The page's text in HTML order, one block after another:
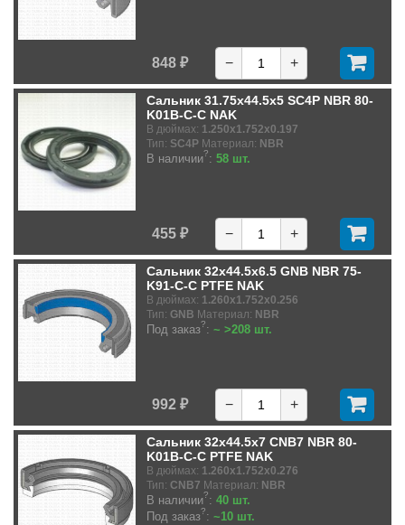
848 ₽ − +
Сальник 31.75x44.5x5 SC4P NBR 80-
K01B-C-C NAK
В дюймах: 1.250x1.752x0.197
Тип: SC4P Материал: NBR
В наличии?: 58 шт.
455 ₽ − +
Сальник 32x44.5x6.5 GNB NBR 75-
K91-C-C PTFE NAK
В дюймах: 1.260x1.752x0.256
Тип: GNB Материал: NBR
Под заказ?: ~ >208 шт.
992 ₽ − +
Сальник 32x44.5x7 CNB7 NBR 80-
K01B-C-C PTFE NAK
В дюймах: 1.260x1.752x0.276
Тип: CNB7 Материал: NBR
В наличии?: 40 шт.
Под заказ?: ~10 шт.